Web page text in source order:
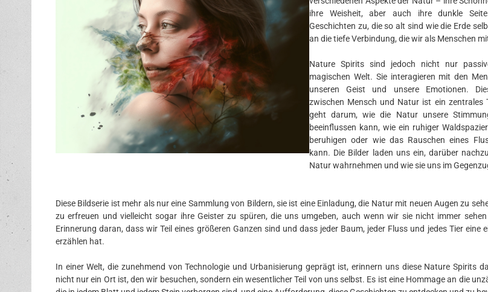
ihre Weisheit, aber auch ihre dunkle
Geschichten zu, die so alt sind wie die Erde
an die tiefe Verbindung, die wir als Menschen
Nature Spirits sind jedoch nicht nur
magischen Welt. Sie interagieren mit den
unseren Geist und unsere Emotionen.
zwischen Mensch und Natur ist ein zentrales
geht darum, wie die Natur unsere
beeinflussen kann, wie ein ruhiger
beruhigen oder wie das Rauschen eines
kann. Die Bilder laden uns ein, darüber
Natur wahrnehmen und wie sie uns im
Diese Bildserie ist mehr als nur eine Sammlung von Bildern, sie ist eine Einladung, die Natur mit neuen Augen zu
zu erfreuen und vielleicht sogar ihre Geister zu spüren, die uns umgeben, auch wenn wir sie nicht immer
Erinnerung daran, dass wir Teil eines größeren Ganzen sind und dass jeder Baum, jeder Fluss und jedes Tier eine
erzählen hat.
In einer Welt, die zunehmend von Technologie und Urbanisierung geprägt ist, erinnern uns diese Nature Spirits
nicht nur ein Ort ist, den wir besuchen, sondern ein wesentlicher Teil von uns selbst. Es ist eine Hommage an die